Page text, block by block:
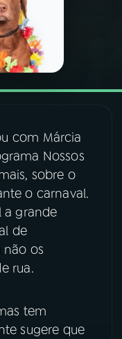
com Márcia
Nossos
sobre o
o carnaval.
a grande
de
não os
rua.
tem
sugere que